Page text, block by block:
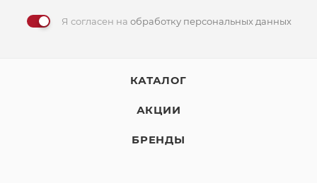
Я согласен на обработку персональных данных
КАТАЛОГ
АКЦИИ
БРЕНДЫ